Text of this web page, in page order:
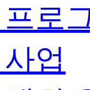
로
업